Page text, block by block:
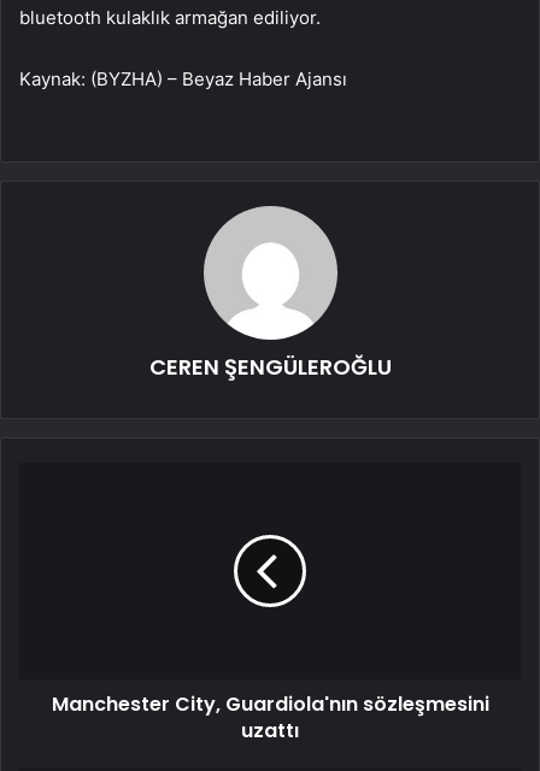
bluetooth kulaklık armağan ediliyor.
Kaynak: (BYZHA) – Beyaz Haber Ajansı
CEREN ŞENGÜLEROĞLU
Manchester City, Guardiola'nın sözleşmesini
uzattı